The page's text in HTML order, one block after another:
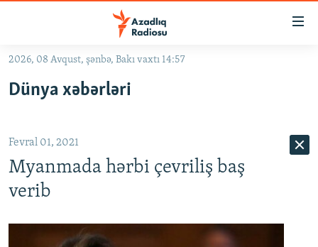
Əsas
qayıt
qayıt
Axtarışa
#İZAHLA
FƏRQƏ BAX
2026, 08 Avqust, şənbə, Bakı vaxtı 14:57
Dünya xəbərləri
Fevral 01, 2021
Myanmada hərbi çevriliş baş
verib